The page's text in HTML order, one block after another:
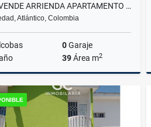
SE VENDE ARRIENDA APARTAMENTO PISO 5 PUERTO GAITA
Atlántico, Colombia
0Garaje
39Área m2
Alquiler
$650.000